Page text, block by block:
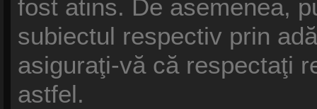
fost atins. De asemenea,
subiectul respectiv prin
asiguraţi-vă că respectaţi
astfel.